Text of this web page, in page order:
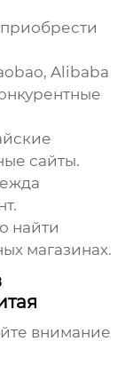
Alibaba
сайты.
найти
магазинах.
внимание